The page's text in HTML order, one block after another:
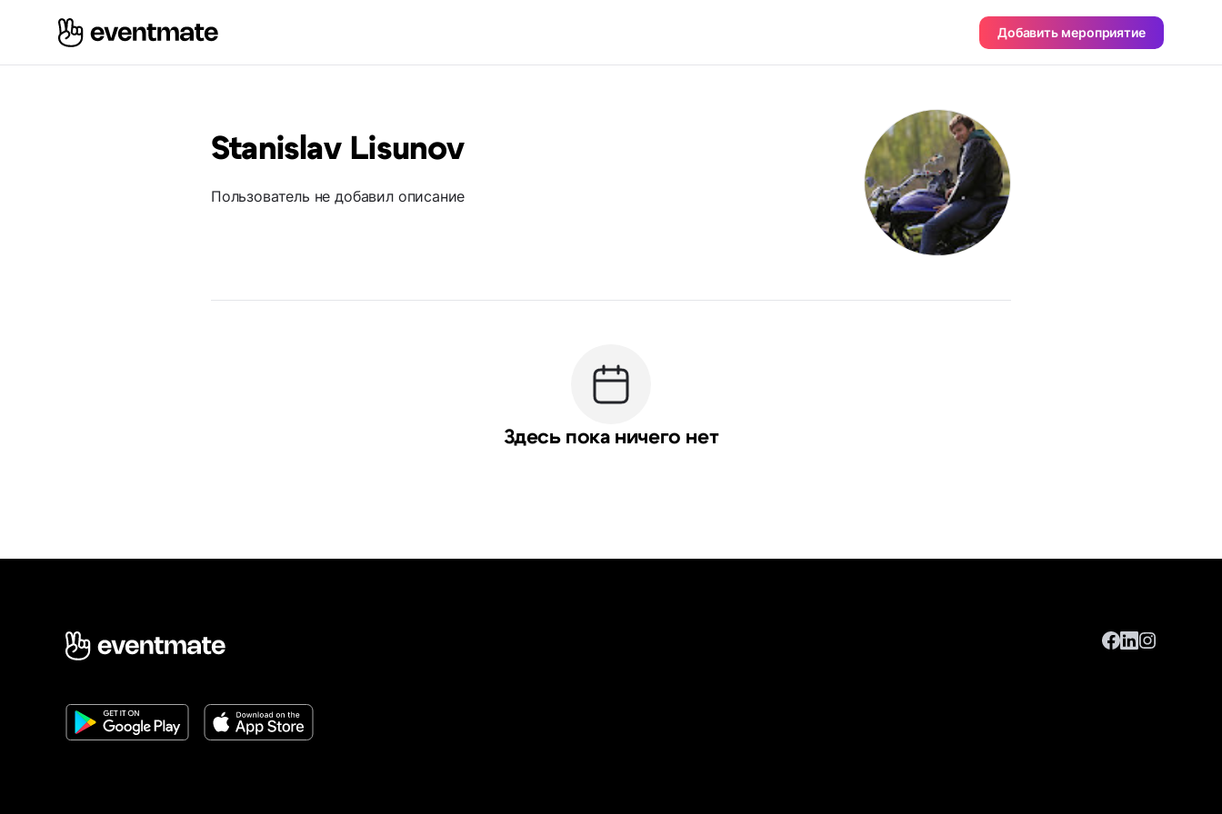
Добавить мероприятие
Stanislav Lisunov
Пользователь не добавил описание
Здесь пока ничего нет